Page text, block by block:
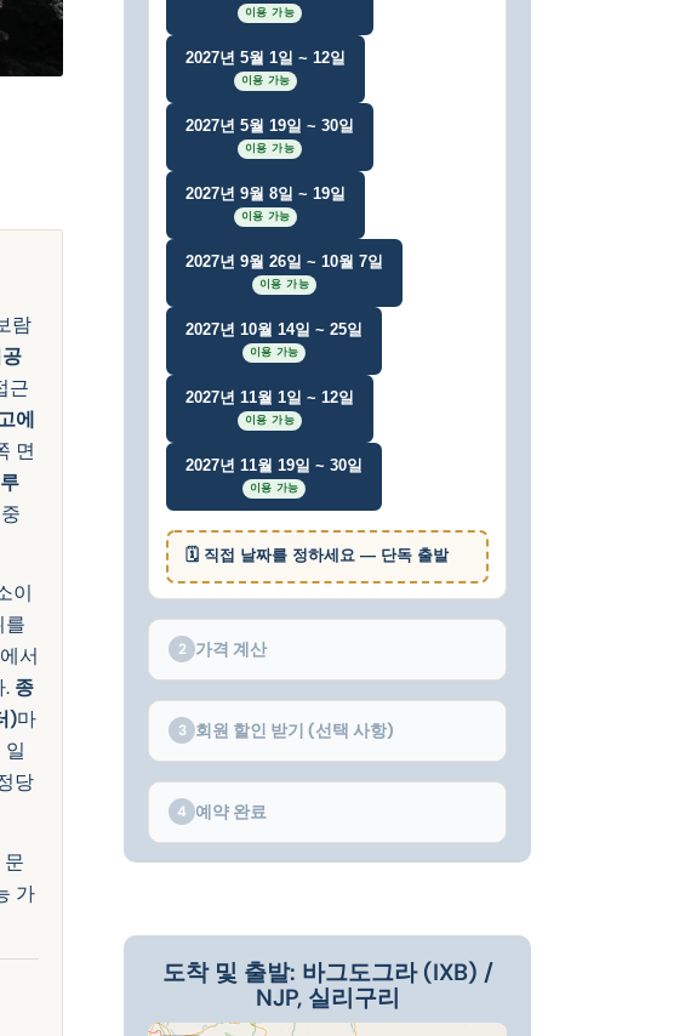
람
근
에
면
이
를
서
. 종
)마
당
가
이용 가능
2027년 5월 1일 ~ 12일
이용 가능
2027년 5월 19일 ~ 30일
이용 가능
2027년 9월 8일 ~ 19일
이용 가능
2027년 9월 26일 ~ 10월 7일
이용 가능
2027년 10월 14일 ~ 25일
이용 가능
2027년 11월 1일 ~ 12일
이용 가능
2027년 11월 19일 ~ 30일
이용 가능
🗓 직접 날짜를 정하세요 — 단독 출발
2 가격 계산
3 회원 할인 받기 (선택 사항)
4 예약 완료
도착 및 출발: 바그도그라 (IXB) /
NJP, 실리구리